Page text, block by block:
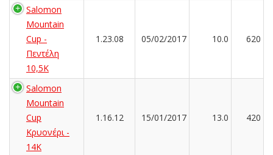
Salomon
Mountain
Cup -
Πεντέλη
10,5Κ
1.23.08 05/02/2017 10.0 620
Salomon
Mountain
Cup
Κρυονέρι -
14K
1.16.12 15/01/2017 13.0 420